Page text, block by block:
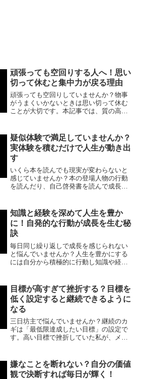
頑張っても空回りする人へ！思い
切って休むと集中力が戻る理由
頑張っても空回りしていませんか？物事
がうまくいかないときは思い切って休む
ことが大切です。本記事では、質の高い
方法を紹介していきます。無理のない範
囲で実践しましょう。
疑似体験で満足していませんか？
実体験を積むだけで人生が動き出
す
いくら本を読んでも現実が変わらないと
感じていませんか？本の登場人物の行動
を読んだり、自己啓発書を読んで成長し
さん積むことで、現実が変わる理由につ
いて紹介していきます。
知識と経験を深めて人生を豊か
に！自発的な行動が成長を生む秘
訣
毎日同じ繰り返しで成長を感じられない
と悩んでいませんか？人生を豊かにする
には自分から積極的に行動し知識や経験
方法と実践のコツをわかりやすく解説し
ます。
目標が高すぎて挫折する？目標を
低く設定すると継続できるように
なる
三日坊主で悩んでいませんか？継続のカ
ギは「最低限達成したい目標」の設定で
す。高い目標で挫折していた私が、メン
で、達成感を得ながら毎日楽しく行動を
続けましょう！
嫌なことを断れない？自分の価値
観で決断すれば毎日が輝く！